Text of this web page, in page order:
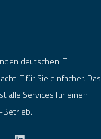
deutschen IT
IT für Sie einfacher. Das
alle Services für einen
Betrieb.